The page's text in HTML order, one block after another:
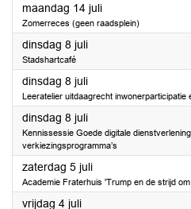
maandag 14 juli2025
Zomerreces (geen raadsplein)
dinsdag 8 juli2025
Stadshartcafé
dinsdag 8 juli2025
Leeratelier uitdaagrecht inwonerparticipatie
dinsdag 8 juli2025
Kennissessie Goede digitale
verkiezingsprogramma’s
zaterdag 5 juli2025
Academie Fraterhuis 'Trump en de strijd
vrijdag 4 juli2025